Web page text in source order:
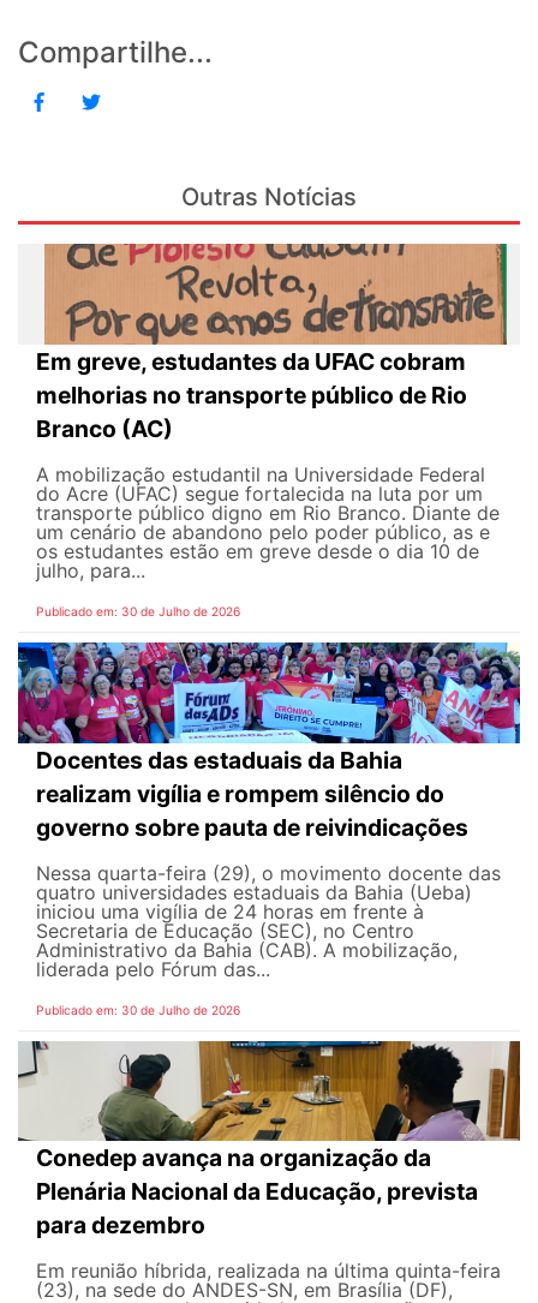
Compartilhe...
Outras Notícias
Em greve, estudantes da UFAC cobram
melhorias no transporte público de Rio
Branco (AC)
A mobilização estudantil na Universidade Federal
do Acre (UFAC) segue fortalecida na luta por um
transporte público digno em Rio Branco. Diante de
um cenário de abandono pelo poder público, as e
os estudantes estão em greve desde o dia 10 de
julho, para...
Publicado em: 30 de Julho de 2026
Docentes das estaduais da Bahia
realizam vigília e rompem silêncio do
governo sobre pauta de reivindicações
Nessa quarta-feira (29), o movimento docente das
quatro universidades estaduais da Bahia (Ueba)
iniciou uma vigília de 24 horas em frente à
Secretaria de Educação (SEC), no Centro
Administrativo da Bahia (CAB). A mobilização,
liderada pelo Fórum das...
Publicado em: 30 de Julho de 2026
Conedep avança na organização da
Plenária Nacional da Educação, prevista
para dezembro
Em reunião híbrida, realizada na última quinta-feira
(23), na sede do ANDES-SN, em Brasília (DF),